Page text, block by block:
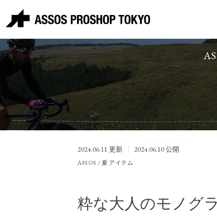
2024.06.11 更新 2024.06.10公開
ASSOS / 夏 アイテム
粋な大人のモノグ